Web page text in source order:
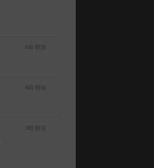
5時間前
4時間前
2時間前